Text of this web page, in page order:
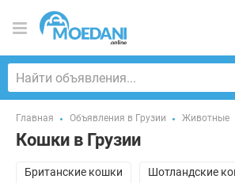
Главная Объявления в Грузии Животные
Кошки в Грузии
Британские кошки Шотландские